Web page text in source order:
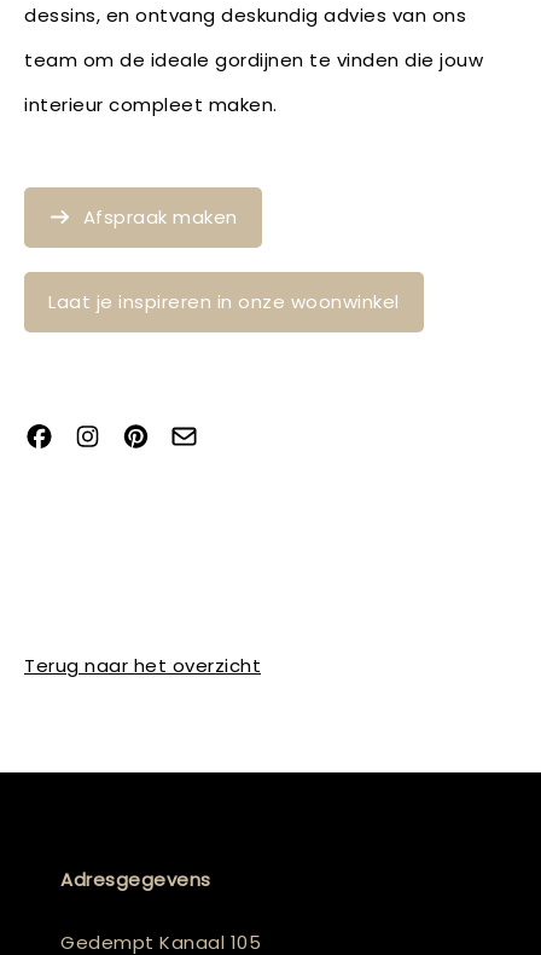
dessins, en ontvang deskundig advies van ons
team om de ideale gordijnen te vinden die jouw
interieur compleet maken.
Afspraak maken
Laat je inspireren in onze woonwinkel
Terug naar het overzicht
Adresgegevens
Gedempt Kanaal 105